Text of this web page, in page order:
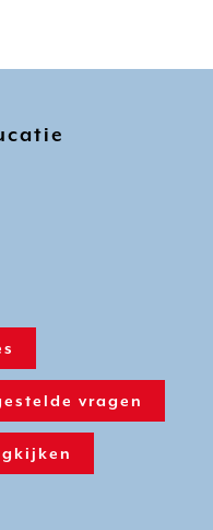
vragen